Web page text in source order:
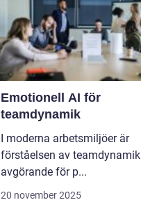
Emotionell AI för
teamdynamik
I moderna arbetsmiljöer är
förståelsen av teamdynamik
avgörande för p...
20 november 2025